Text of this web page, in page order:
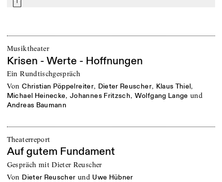
mail
Musiktheater
Krisen - Werte - Hoffnungen
Ein Rundtischgespräch
von Christian Pöppelreiter, Dieter Reuscher, Klaus Thiel,
Michael Heinecke,Johannes Fritzsch, Wolfgang Lange und
Andreas Baumann
Theaterreport
Auf gutem Fundament
Gespräch mit Dieter Reuscher
von Dieter Reuscher und Uwe Hübner